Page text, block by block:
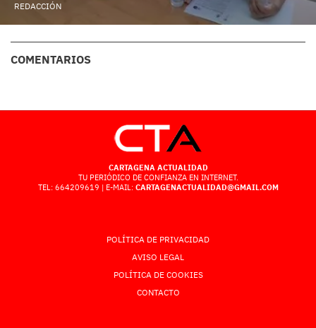
REDACCIÓN
COMENTARIOS
CARTAGENA ACTUALIDAD
TU PERIÓDICO DE CONFIANZA EN INTERNET.
TEL: 664209619 | E-MAIL: CARTAGENACTUALIDAD@GMAIL.COM
POLÍTICA DE PRIVACIDAD
AVISO LEGAL
POLÍTICA DE COOKIES
CONTACTO